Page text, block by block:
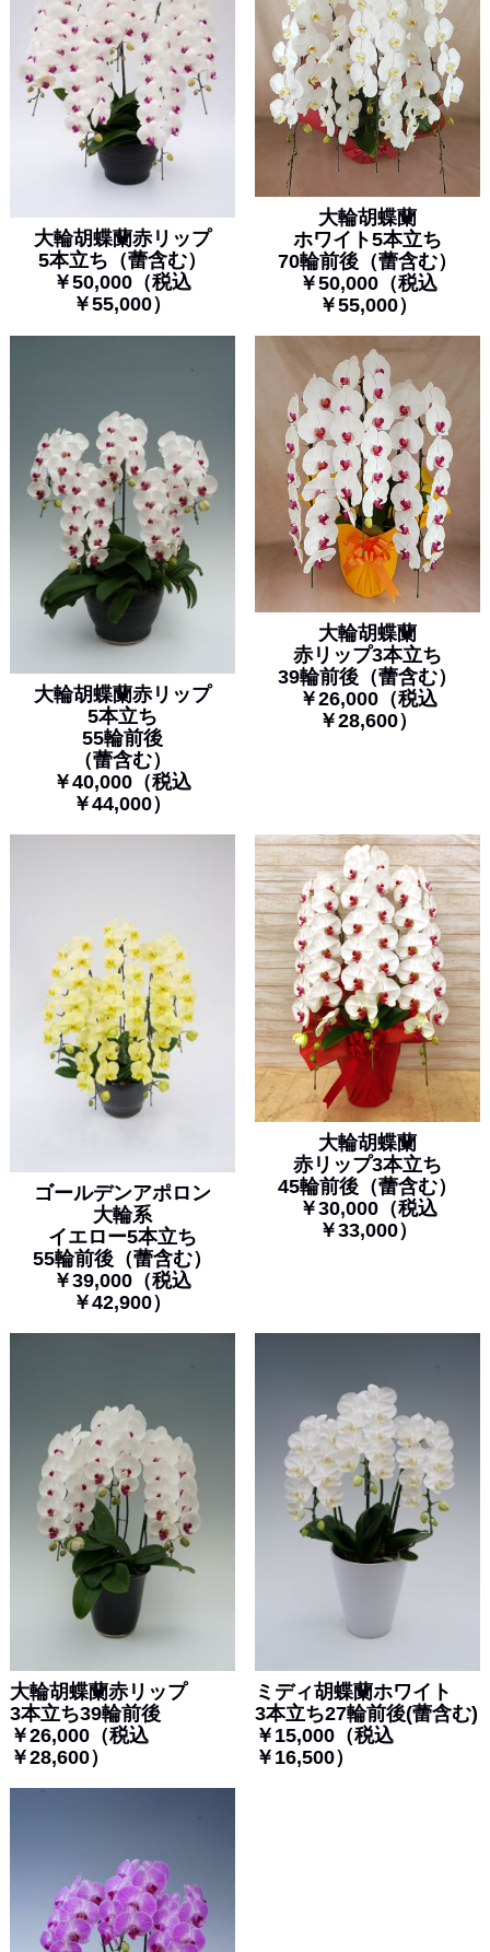
大輪胡蝶蘭赤リップ
5本立ち（蕾含む）
￥50,000（税込
￥55,000）
大輪胡蝶蘭
ホワイト5本立ち
70輪前後（蕾含む）
￥50,000（税込
￥55,000）
大輪胡蝶蘭赤リップ
5本立ち
55輪前後
（蕾含む）
￥40,000（税込
￥44,000）
大輪胡蝶蘭
赤リップ3本立ち
39輪前後（蕾含む）
￥26,000（税込
￥28,600）
ゴールデンアポロン
大輪系
イエロー5本立ち
55輪前後（蕾含む）
￥39,000（税込
￥42,900）
大輪胡蝶蘭
赤リップ3本立ち
45輪前後 （蕾含む）
￥30,000（税込
￥33,000）
大輪胡蝶蘭赤リップ
3本立ち39輪前後
￥26,000（税込
￥28,600）
ミディ胡蝶蘭ホワイト
3本立ち27輪前後(蕾含む)
￥15,000（税込
￥16,500）